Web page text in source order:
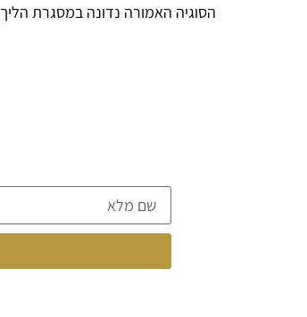
הסוגיה האמורה נדונה במסגרת הליך